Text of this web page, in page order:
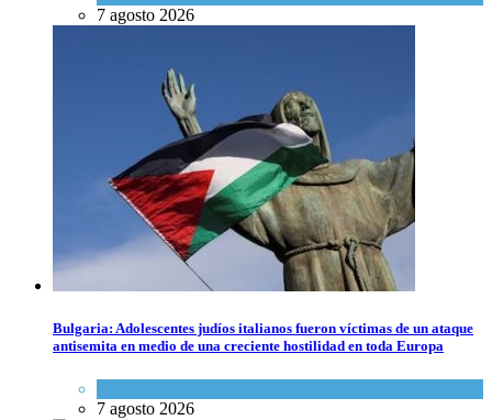
7 agosto 2026
Bulgaria: Adolescentes judíos italianos fueron víctimas de un ataque
antisemita en medio de una creciente hostilidad en toda Europa
7 agosto 2026